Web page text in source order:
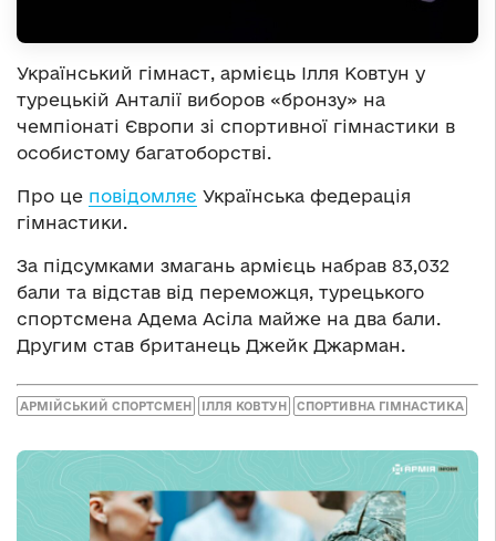
Український гімнаст, армієць Ілля Ковтун у
турецькій Анталії виборов «бронзу» на
чемпіонаті Європи зі спортивної гімнастики в
особистому багатоборстві.
Про це повідомляє Українська федерація
гімнастики.
За підсумками змагань армієць набрав 83,032
бали та відстав від переможця, турецького
спортсмена Адема Асіла майже на два бали.
Другим став британець Джейк Джарман.
АРМІЙСЬКИЙ СПОРТСМЕН ІЛЛЯ КОВТУН СПОРТИВНА ГІМНАСТИКА